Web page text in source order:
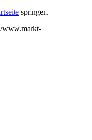
springen.
www.markt-